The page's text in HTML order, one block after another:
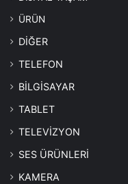
ÜRÜN
DİĞER
TELEFON
BİLGİSAYAR
TABLET
TELEVİZYON
SES ÜRÜNLERİ
KAMERA